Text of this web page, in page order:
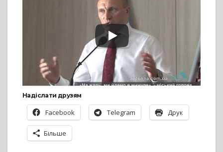
Надіслати друзям
Facebook Telegram Друк
Більше